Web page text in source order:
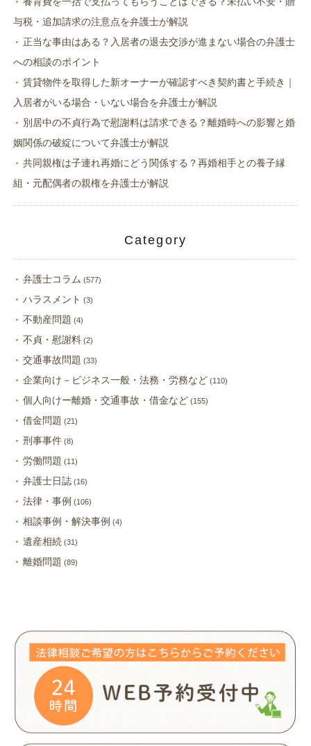
与税・追加請求の注意点を弁護士が解説
正当な事由はある？入居者の退去交渉が進まない場合の弁護士
への相談のポイント
賃貸物件を取得した新オーナーが確認すべき契約書と手続き｜
入居者がいる場合・いない場合を弁護士が解説
別居中の不貞行為で慰謝料は請求できる？離婚時への影響と婚
姻関係の破綻について弁護士が解説
共同親権は子連れ再婚にどう関係する？再婚相手との養子縁
組・元配偶者の親権を弁護士が解説
Category
弁護士コラム (577)
ハラスメント (3)
不動産問題 (4)
不貞・慰謝料(2)
交通事故問題 (33)
企業向け－ビジネス一般・法務・労務など (110)
個人向けー離婚・交通事故・借金など (155)
借金問題 (21)
刑事事件(8)
労働問題 (11)
弁護士日誌(16)
法律・事例 (106)
相談事例・解決事例 (4)
遺産相続(31)
離婚問題 (89)